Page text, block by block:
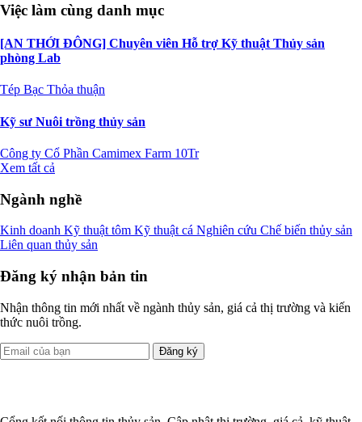
Việc làm cùng danh mục
[AN THỚI ĐÔNG] Chuyên viên Hỗ trợ Kỹ thuật Thủy sản
phòng Lab
Tép Bạc Thỏa thuận
Kỹ sư Nuôi trồng thủy sản
Công ty Cổ Phần Camimex Farm 10Tr
Xem tất cả
Ngành nghề
Kinh doanh Kỹ thuật tôm Kỹ thuật cá Nghiên cứu Chế biến thủy sản
Liên quan thủy sản
Đăng ký nhận bản tin
Nhận thông tin mới nhất về ngành thủy sản, giá cả thị trường và kiến
thức nuôi trồng.
Đăng ký